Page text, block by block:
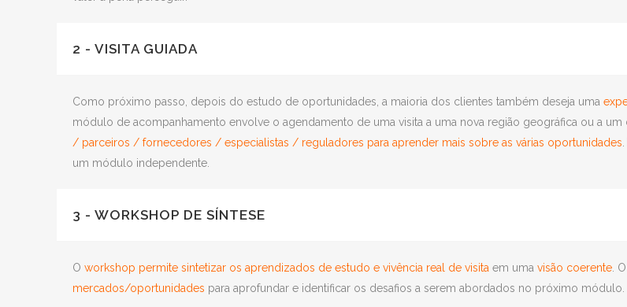
2 - VISITA GUIADA
Como próximo passo, depois do estudo de oportunidades, a maioria dos clientes também deseja uma
módulo de acompanhamento envolve o agendamento de uma visita a uma nova região geográfica ou a
/ parceiros / fornecedores / especialistas / reguladores para aprender mais sobre as várias oportunidades
um módulo independente.
3 - WORKSHOP DE SÍNTESE
O workshop permite sintetizar os aprendizados de estudo e vivência real de visita em uma visão coerente .
mercados/oportunidades para aprofundar e identificar os desafios a serem abordados no próximo módulo.